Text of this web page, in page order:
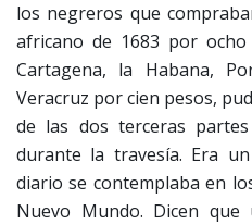
los negreros que
africano de 1683 por
Cartagena, la Habana,
Veracruz por cien pesos,
de las dos terceras
durante la travesía. Era
diario se contemplaba en
Nuevo Mundo. Dicen